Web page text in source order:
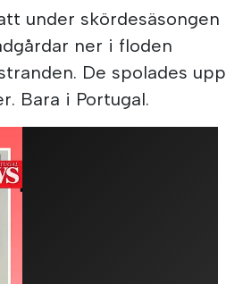
under skördesäsongen
ner i floden
De spolades upp
Bara i Portugal.